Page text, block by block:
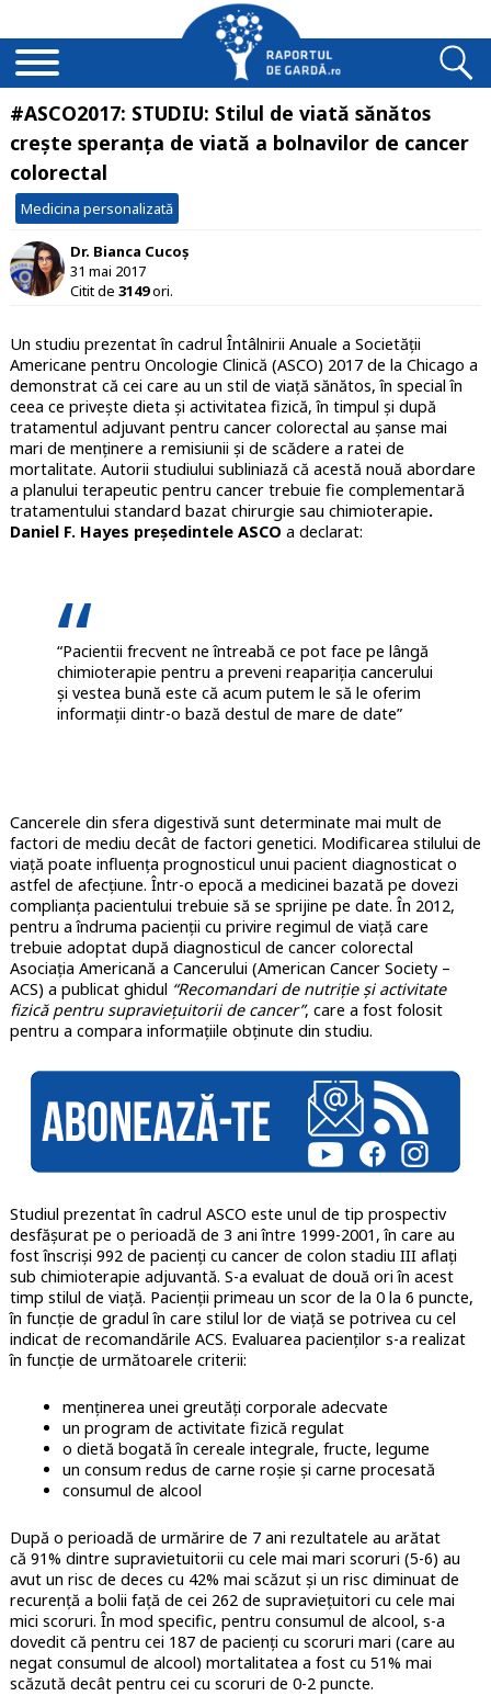
#ASCO2017: STUDIU: Stilul de viată sănătos
crește speranța de viată a bolnavilor de cancer
colorectal
Medicina personalizată
Dr. Bianca Cucoș
31 mai 2017
Citit de 3149ori.
Un studiu prezentat în cadrul Întâlnirii Anuale a Societății
Americane pentru Oncologie Clinică (ASCO) 2017 de la Chicago a
demonstrat că cei care au un stil de viață sănătos, în special în
ceea ce privește dieta și activitatea fizică, în timpul și după
tratamentul adjuvant pentru cancer colorectal au șanse mai
mari de menținere a remisiunii și de scădere a ratei de
mortalitate. Autorii studiului subliniază că acestă nouă abordare
a planului terapeutic pentru cancer trebuie fie complementară
tratamentului standard bazat chirurgie sau chimioterapie.
Daniel F. Hayes președintele ASCO a declarat:
“Pacientii frecvent ne întreabă ce pot face pe lângă
chimioterapie pentru a preveni reapariția cancerului
și vestea bună este că acum putem le să le oferim
informații dintr-o bază destul de mare de date”
Cancerele din sfera digestivă sunt determinate mai mult de
factori de mediu decât de factori genetici. Modificarea stilului de
viață poate influența prognosticul unui pacient diagnosticat o
astfel de afecțiune. Într-o epocă a medicinei bazată pe dovezi
complianța pacientului trebuie să se sprijine pe date. În 2012,
pentru a îndruma pacienții cu privire regimul de viață care
trebuie adoptat după diagnosticul de cancer colorectal
Asociația Americană a Cancerului (American Cancer Society –
ACS) a publicat ghidul “Recomandari de nutriție și activitate
fizică pentru supraviețuitorii de cancer”, care a fost folosit
pentru a compara informațiile obținute din studiu.
Studiul prezentat în cadrul ASCO este unul de tip prospectiv
desfășurat pe o perioadă de 3 ani între 1999-2001, în care au
fost înscriși 992 de pacienți cu cancer de colon stadiu III aflați
sub chimioterapie adjuvantă. S-a evaluat de două ori în acest
timp stilul de viață. Pacienții primeau un scor de la 0 la 6 puncte,
în funcție de gradul în care stilul lor de viață se potrivea cu cel
indicat de recomandările ACS. Evaluarea pacienților s-a realizat
în funcție de următoarele criterii:
menținerea unei greutăți corporale adecvate
un program de activitate fizică regulat
o dietă bogată în cereale integrale, fructe, legume
un consum redus de carne roșie și carne procesată
consumul de alcool
După o perioadă de urmărire de 7 ani rezultatele au arătat
că 91% dintre supravietuitorii cu cele mai mari scoruri (5-6) au
avut un risc de deces cu 42% mai scăzut și un risc diminuat de
recurență a bolii față de cei 262 de supraviețuitori cu cele mai
mici scoruri. În mod specific, pentru consumul de alcool, s-a
dovedit că pentru cei 187 de pacienți cu scoruri mari (care au
negat consumul de alcool) mortalitatea a fost cu 51% mai
scăzută decât pentru cei cu scoruri de 0-2 puncte.